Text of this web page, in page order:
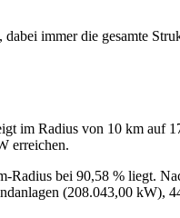
immer die gesamte
im Radius von 10 km auf
erreichen.
Radius bei 90,58 % liegt.
(208.043,00 kW),